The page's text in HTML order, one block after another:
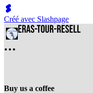
Créé avec Slashpage
Buy us a coffee